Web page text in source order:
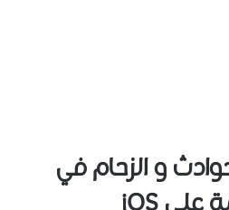
و الزحام في